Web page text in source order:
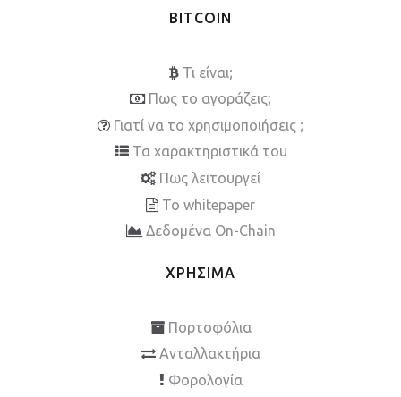
BITCOIN
Τι είναι;
Πως το αγοράζεις;
Γιατί να το χρησιμοποιήσεις ;
Τα χαρακτηριστικά του
Πως λειτουργεί
To whitepaper
Δεδομένα On-Chain
ΧΡΗΣΙΜΑ
Πορτοφόλια
Ανταλλακτήρια
Φορολογία